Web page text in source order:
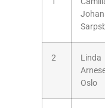
2
Linda
Oslo